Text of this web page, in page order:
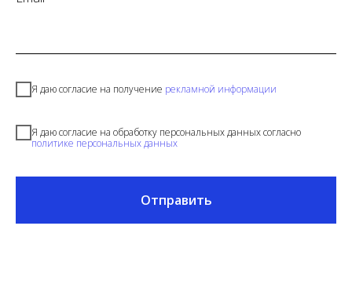
Я даю согласие на получение рекламной информации
Я даю согласие на обработку персональных данных согласно
политике персональных данных
Отправить